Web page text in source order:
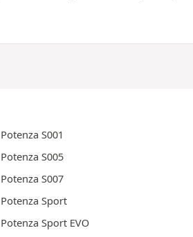
Potenza S001
Potenza S005
Potenza S007
Potenza Sport
Potenza Sport EVO